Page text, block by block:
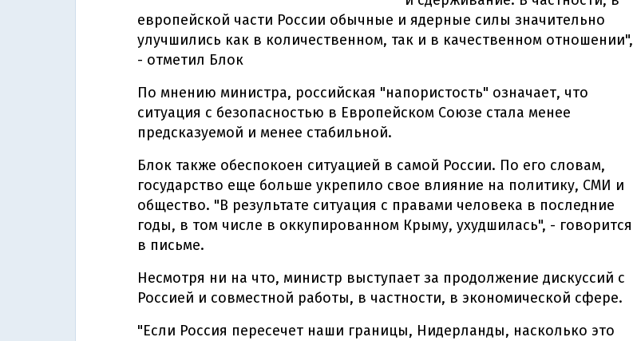
европейской части России обычные и ядерные силы значительно
улучшились как в количественном, так и в качественном отношении",
- отметил Блок
По мнению министра, российская "напористость" означает, что
ситуация с безопасностью в Европейском Союзе стала менее
предсказуемой и менее стабильной.
Блок также обеспокоен ситуацией в самой России. По его словам,
государство еще больше укрепило свое влияние на политику, СМИ и
общество. "В результате ситуация с правами человека в последние
годы, в том числе в оккупированном Крыму, ухудшилась", - говорится
в письме.
Несмотря ни на что, министр выступает за продолжение дискуссий с
Россией и совместной работы, в частности, в экономической сфере.
"Если Россия пересечет наши границы, Нидерланды, насколько это